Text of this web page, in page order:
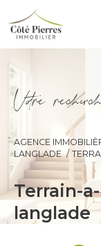
Vore rece
AGENCE
LANGLADE
terrain-a-batir en vente sur
langlade